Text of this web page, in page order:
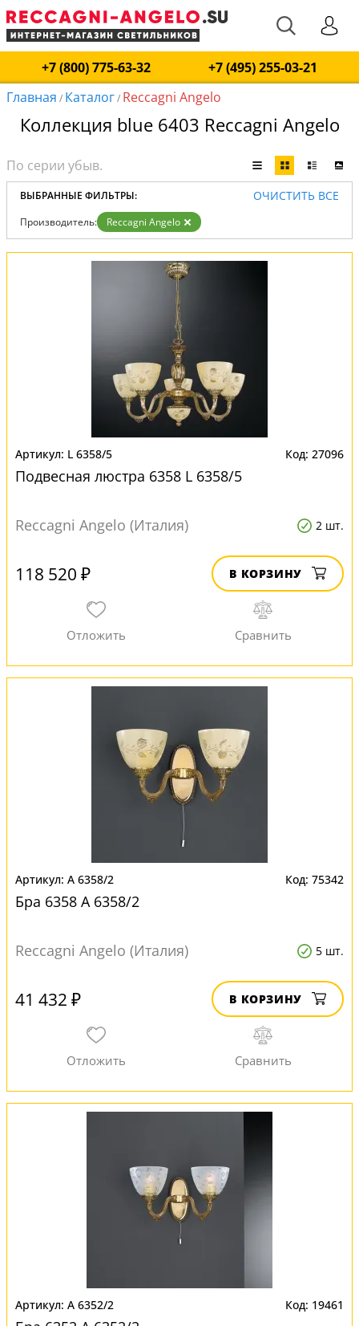
+7 (800) 775-63-32
+7 (495) 255-03-21
Главная / Каталог/ Reccagni Angelo
Коллекция blue 6403 Reccagni Angelo
ВЫБРАННЫЕ ФИЛЬТРЫ: ОЧИСТИТЬ ВСЕ
Производитель: Reccagni Angelo
L 6358/5 27096
Подвесная люстра 6358 L 6358/5
Reccagni Angelo (Италия) 2 шт.
118 520 ₽ В КОРЗИНУ
A 6358/2 75342
Бра 6358 A 6358/2
Reccagni Angelo (Италия) 5 шт.
41 432 ₽ В КОРЗИНУ
A 6352/2 19461